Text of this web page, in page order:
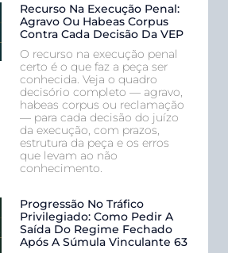
Recurso Na Execução Penal:
Agravo Ou Habeas Corpus
Contra Cada Decisão Da VEP
O recurso na execução penal
certo é o que faz a peça ser
conhecida. Veja o quadro
decisório completo — agravo,
habeas corpus ou reclamação
— para cada decisão do juízo
da execução, com prazos,
estrutura da peça e os erros
que levam ao não
conhecimento.
Progressão No Tráfico
Privilegiado: Como Pedir A
Saída Do Regime Fechado
Após A Súmula Vinculante 63